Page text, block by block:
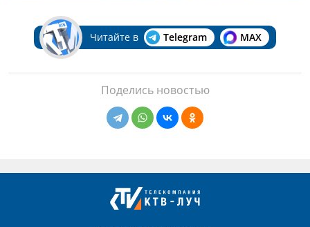
Читайте в Telegram MAX
Поделись новостью